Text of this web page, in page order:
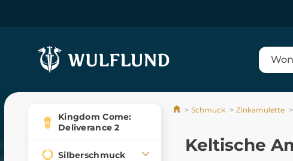
Kingdom Come:
Deliverance 2
Silberschmuck
Schmuck Zinkamulette
Keltische